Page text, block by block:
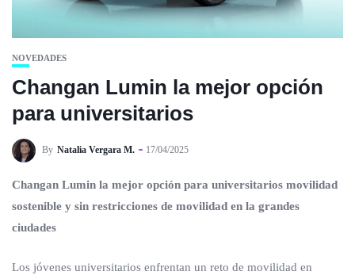
NOVEDADES
Changan Lumin la mejor opción
para universitarios
By Natalia Vergara M. 17/04/2025
Changan Lumin la mejor opción para universitarios movilidad
sostenible y sin restricciones de movilidad en la grandes
ciudades
Los jóvenes universitarios enfrentan un reto de movilidad en